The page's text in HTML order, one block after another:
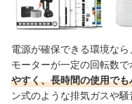
電源が確保できる環境なら
モーターが一定の回転数で
やすく、長時間の使用で
ン式のような排気ガスや